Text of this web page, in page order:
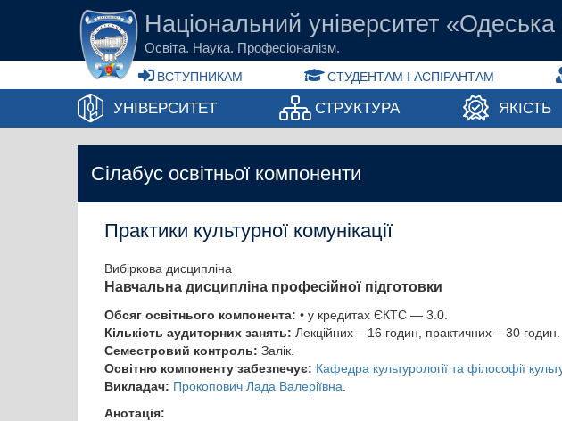
Перейти до основного вмісту
Національний університет «Одеська
Освіта. Наука. Професіоналізм.
ВСТУПНИКАМ СТУДЕНТАМ І АСПІРАНТАМ
УНІВЕРСИТЕТ СТРУКТУРА ЯКІСТЬ
Сілабус освітньої компоненти
Практики культурної комунікації
Вибіркова дисципліна
Навчальна дисципліна професійної підготовки
Обсяг освітнього компонента: • у кредитах ЄКТС — 3.0.
Кількість аудиторних занять: Лекційних – 16 годин, практичних – 30 годин.
Семестровий контроль: Залік.
Освітню компоненту забезпечує: Кафедра культурології та філософії
Викладач: Прокопович Лада Валеріївна
Анотація: